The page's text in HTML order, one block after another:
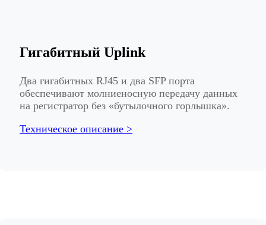
Гигабитный Uplink
Два гигабитных RJ45 и два SFP порта
обеспечивают молниеносную передачу данных
на регистратор без «бутылочного горлышка».
Техническое описание >